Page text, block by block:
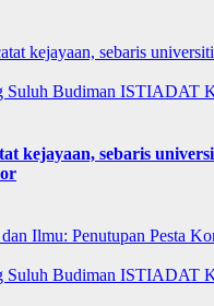
Suluh Budiman ISTIADAT
kejayaan, sebaris
Suluh Budiman ISTIADAT